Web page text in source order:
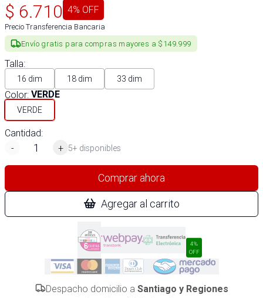
$ 6.710 4% OFF
Precio Transferencia Bancaria
Envío gratis para compras mayores a $149.999
Talla:
16 dim 18 dim 33 dim
Color: VERDE
VERDE
Cantidad:
-
+ 5+ disponibles
Comprar ahora
Agregar al carrito
4%
OFF
Despacho domicilio a Santiago y Regiones